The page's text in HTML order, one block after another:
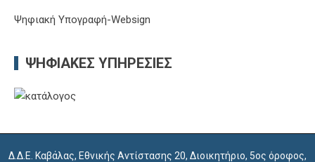
Ψηφιακή Υπογραφή-Websign
ΨΗΦΙΑΚΈΣ ΥΠΗΡΕΣΊΕΣ
Δ.Δ.Ε. Καβάλας, Εθνικής Αντίστασης 20, Διοικητήριο, 5ος όροφος,